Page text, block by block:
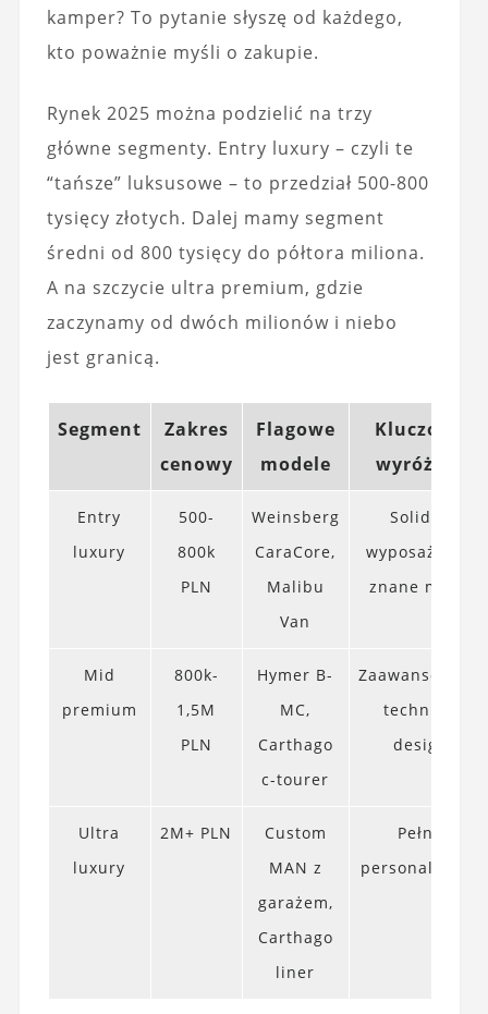
kamper? To pytanie słyszę od każdego,
kto poważnie myśli o zakupie.
Rynek 2025 można podzielić na trzy
główne segmenty. Entry luxury – czyli te
“tańsze” luksusowe – to przedział 500-800
tysięcy złotych. Dalej mamy segment
średni od 800 tysięcy do półtora miliona.
A na szczycie ultra premium, gdzie
zaczynamy od dwóch milionów i niebo
jest granicą.
Segment
Zakres
cenowy
Flagowe
modele
Kluczowy
wyróżnik
Entry
luxury
500-
800k
PLN
Weinsberg
CaraCore,
Malibu
Van
Solidne
wyposażenie,
znane marki
Mid
premium
800k-
1,5M
PLN
Hymer B-
MC,
Carthago
c-tourer
Zaawansowana
technika,
design
Ultra
luxury
2M+ PLN
Custom
MAN z
garażem,
Carthago
liner
Pełna
personalizacja